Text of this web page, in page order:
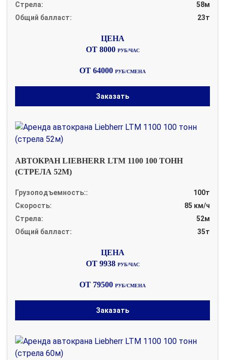
Стрела:
58м
Общий балласт:
23т
ОТ 8000 РУБ/ЧАС
ОТ 64000 РУБ/СМЕНА
Заказать
АВТОКРАН LIEBHERR LTM 1100 100 ТОНН
(СТРЕЛА 52М)
Грузоподъемность::
100т
Скорость:
85 км/ч
Стрела:
52м
Общий балласт:
35т
ОТ 9938 РУБ/ЧАС
ОТ 79500 РУБ/СМЕНА
Заказать